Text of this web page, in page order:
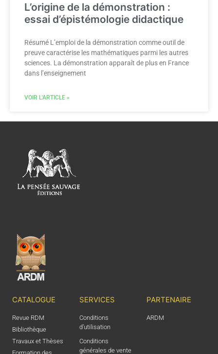
L’origine de la démonstration :
essai d’épistémologie didactique
Résumé L’emploi de la démonstration comme outil de
preuve caractérise les mathématiques parmi les autres
sciences. La démonstration apparaît de plus en France
dans l’enseignement
VOIR L'ARTICLE »
CATALOGUE
Revue RDM
Bibliothèque
Travaux et Thèses
SERVICES
Conditions
d’utilisation
Conditions
générales de vente
PARTENAIRE
ARDM